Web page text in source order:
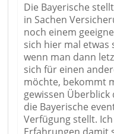
Die Bayerische
in Sachen
noch einem
sich hier mal etwas
wenn man dann
sich für einen
möchte, bekommt
gewissen
die Bayerische
Verfügung stellt.